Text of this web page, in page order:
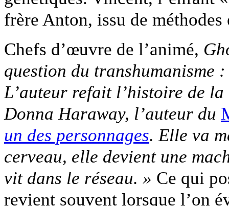
frère Anton, issu de méthodes
Chefs d’œuvre de l’animé,
question du transhumanisme
L’auteur refait l’histoire de
Donna Haraway, l’auteur du
un des personnages. Elle va
cerveau, elle devient une
vit dans le réseau. » Ce qui
revient souvent lorsque l’on